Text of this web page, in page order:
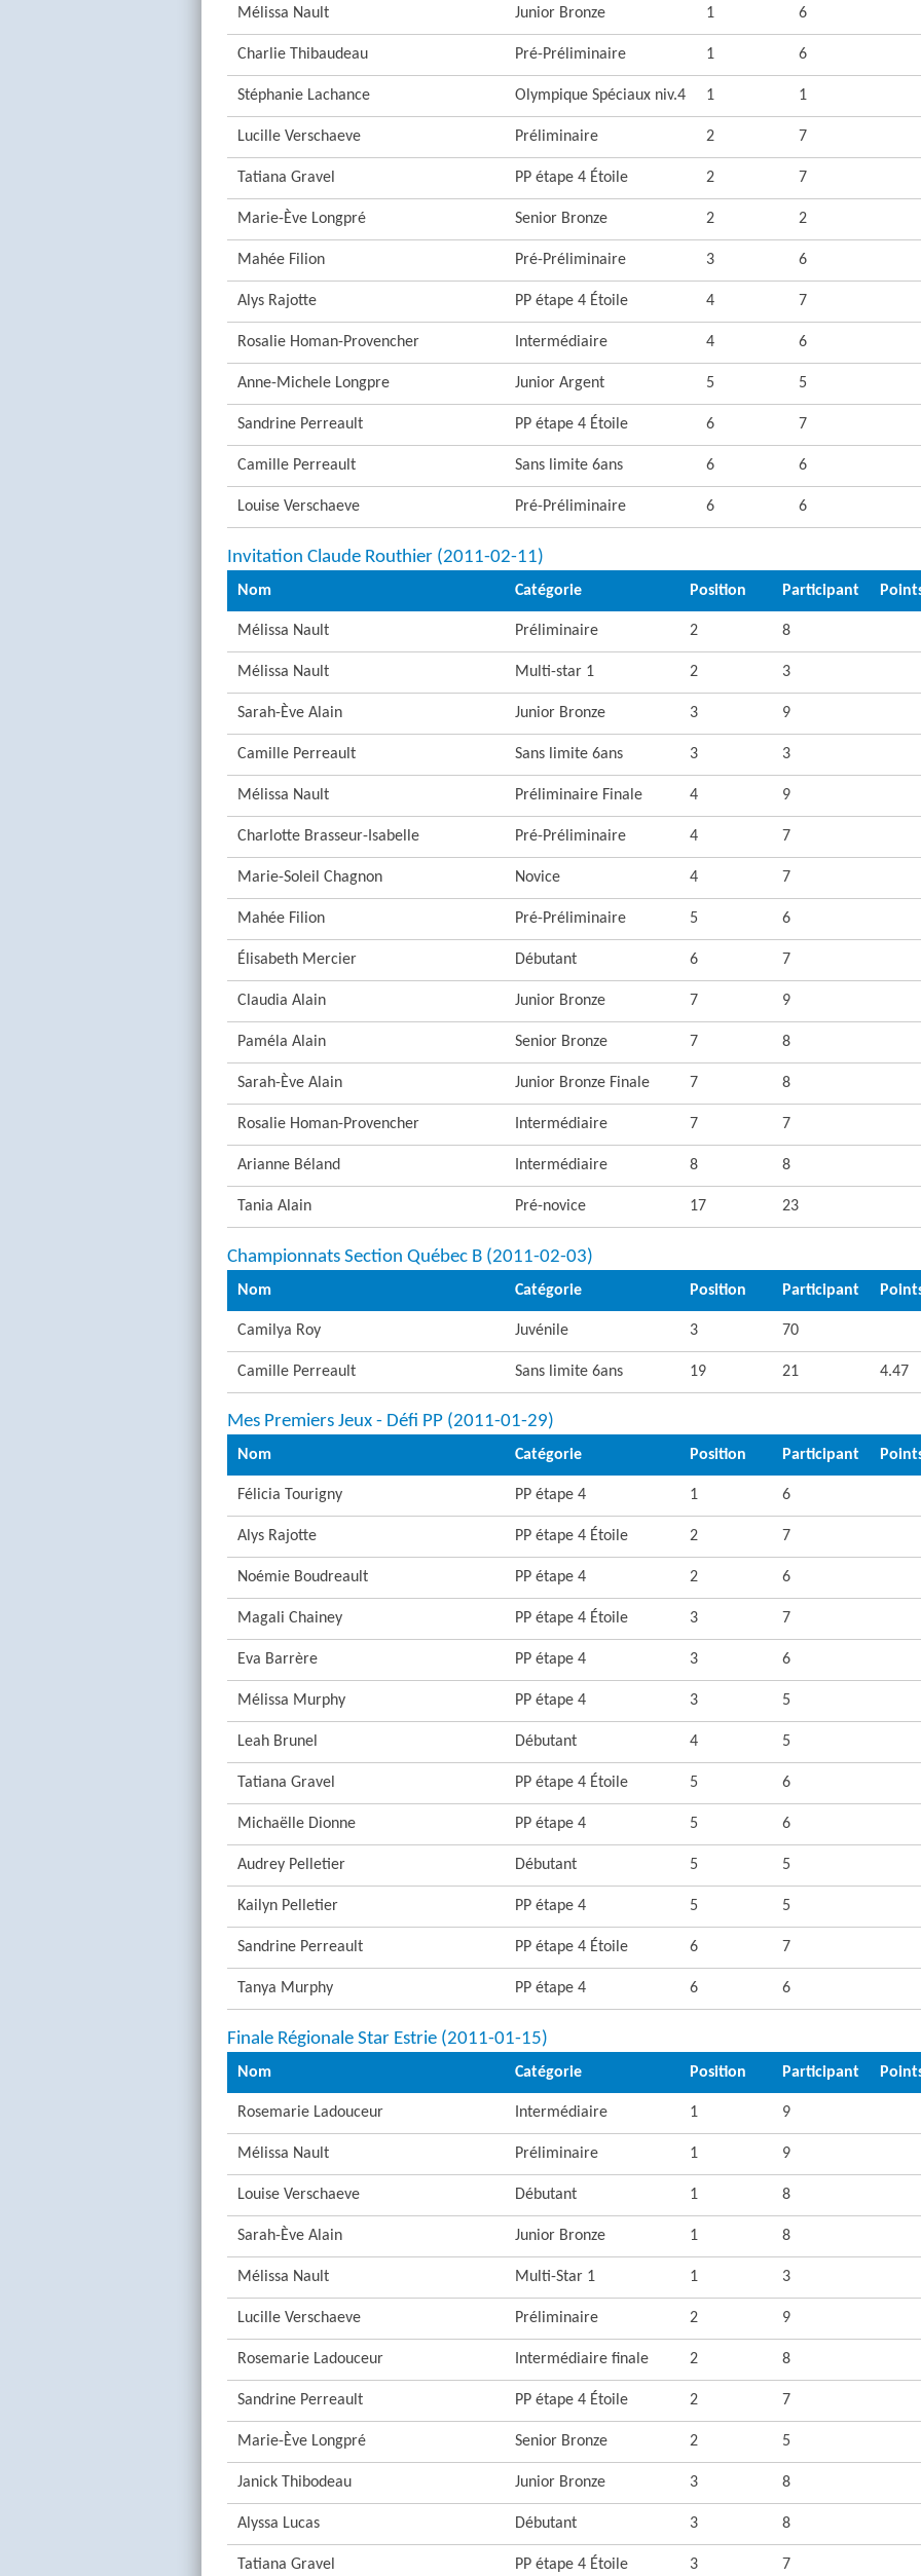
Mélissa Nault Junior Bronze 1 6
Charlie Thibaudeau Pré-Préliminaire 1 6
Stéphanie Lachance Olympique Spéciaux niv.4 1 1
Lucille Verschaeve Préliminaire 2 7
Tatiana Gravel PP étape 4 Étoile 2 7
Marie-Ève Longpré Senior Bronze 2 2
Mahée Filion Pré-Préliminaire 3 6
Alys Rajotte PP étape 4 Étoile 4 7
Rosalie Homan-Provencher Intermédiaire 4 6
Anne-Michele Longpre Junior Argent 5 5
Sandrine Perreault PP étape 4 Étoile 6 7
Camille Perreault Sans limite 6ans 6 6
Louise Verschaeve Pré-Préliminaire 6 6
Invitation Claude Routhier (2011-02-11)
Nom Catégorie Position Participant
Mélissa Nault Préliminaire 2 8
Mélissa Nault Multi-star 1 2 3
Sarah-Ève Alain Junior Bronze 3 9
Camille Perreault Sans limite 6ans 3 3
Mélissa Nault Préliminaire Finale 4 9
Charlotte Brasseur-Isabelle Pré-Préliminaire 4 7
Marie-Soleil Chagnon Novice 4 7
Mahée Filion Pré-Préliminaire 5 6
Élisabeth Mercier Débutant 6 7
Claudia Alain Junior Bronze 7 9
Paméla Alain Senior Bronze 7 8
Sarah-Ève Alain Junior Bronze Finale 7 8
Rosalie Homan-Provencher Intermédiaire 7 7
Arianne Béland Intermédiaire 8 8
Tania Alain Pré-novice 17 23
Championnats Section Québec B (2011-02-03)
Nom Catégorie Position Participant
Camilya Roy Juvénile 3 70
Camille Perreault Sans limite 6ans 19 21 4.47
Mes Premiers Jeux - Défi PP (2011-01-29)
Nom Catégorie Position Participant
Félicia Tourigny PP étape 4 1 6
Alys Rajotte PP étape 4 Étoile 2 7
Noémie Boudreault PP étape 4 2 6
Magali Chainey PP étape 4 Étoile 3 7
Eva Barrère PP étape 4 3 6
Mélissa Murphy PP étape 4 3 5
Leah Brunel Débutant 4 5
Tatiana Gravel PP étape 4 Étoile 5 6
Michaëlle Dionne PP étape 4 5 6
Audrey Pelletier Débutant 5 5
Kailyn Pelletier PP étape 4 5 5
Sandrine Perreault PP étape 4 Étoile 6 7
Tanya Murphy PP étape 4 6 6
Finale Régionale Star Estrie (2011-01-15)
Nom Catégorie Position Participant
Rosemarie Ladouceur Intermédiaire 1 9
Mélissa Nault Préliminaire 1 9
Louise Verschaeve Débutant 1 8
Sarah-Ève Alain Junior Bronze 1 8
Mélissa Nault Multi-Star 1 1 3
Lucille Verschaeve Préliminaire 2 9
Rosemarie Ladouceur Intermédiaire finale 2 8
Sandrine Perreault PP étape 4 Étoile 2 7
Marie-Ève Longpré Senior Bronze 2 5
Janick Thibodeau Junior Bronze 3 8
Alyssa Lucas Débutant 3 8
Tatiana Gravel PP étape 4 Étoile 3 7